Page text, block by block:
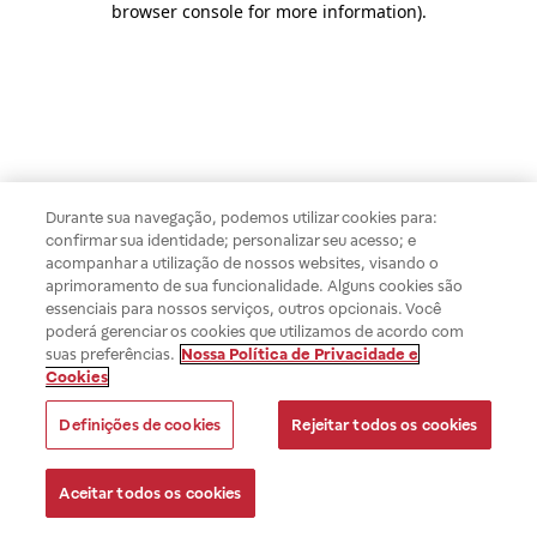
browser console for more information).
Durante sua navegação, podemos utilizar cookies para:
confirmar sua identidade; personalizar seu acesso; e
acompanhar a utilização de nossos websites, visando o
aprimoramento de sua funcionalidade. Alguns cookies são
essenciais para nossos serviços, outros opcionais. Você
poderá gerenciar os cookies que utilizamos de acordo com
suas preferências. Nossa Política de Privacidade e
Cookies
Definições de cookies Rejeitar todos os cookies
Aceitar todos os cookies